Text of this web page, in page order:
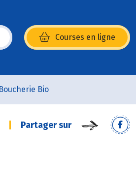
Courses en ligne
fenêtre)
Boucherie Bio
Partager sur